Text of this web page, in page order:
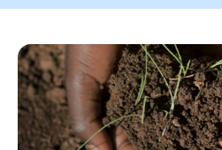
Inloggen